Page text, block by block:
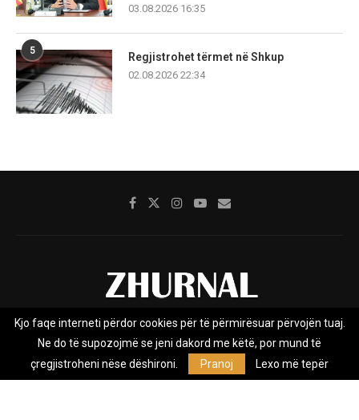
03.08.2026 16:35
5
Regjistrohet tërmet në Shkup
02.08.2026 22:34
Rreth nesh Impresumi Marketing
Kontakt
Privacy Policy
Zhurnal.mk është Agjenci e Lajmeve e pavarur, e themeluar në vitin
Kjo faqe interneti përdor cookies për të përmirësuar përvojën tuaj.
Ne do të supozojmë se jeni dakord me këtë, por mund të
çregjistroheni nëse dëshironi.
Pranoj Lexo më tepër